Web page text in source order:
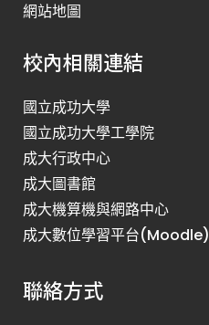
網站地圖
校內相關連結
國立成功大學
國立成功大學工學院
成大行政中心
成大圖書館
成大機算機與網路中心
成大數位學習平台(Moodle)
聯絡方式